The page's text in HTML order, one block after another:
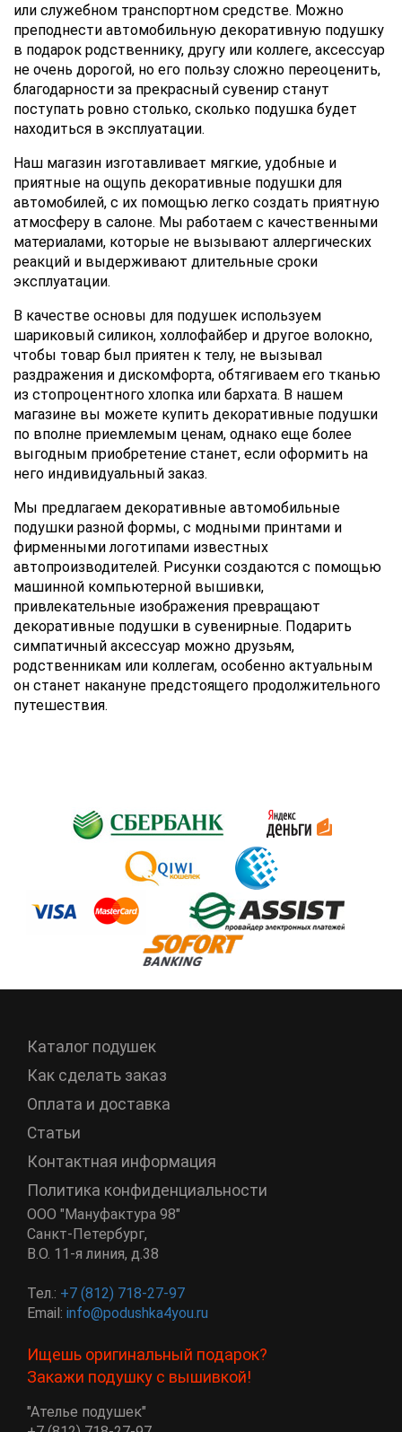
или служебном транспортном средстве. Можно
преподнести автомобильную декоративную подушку
в подарок родственнику, другу или коллеге, аксессуар
не очень дорогой, но его пользу сложно переоценить,
благодарности за прекрасный сувенир станут
поступать ровно столько, сколько подушка будет
находиться в эксплуатации.
Наш магазин изготавливает мягкие, удобные и
приятные на ощупь декоративные подушки для
автомобилей, с их помощью легко создать приятную
атмосферу в салоне. Мы работаем с качественными
материалами, которые не вызывают аллергических
реакций и выдерживают длительные сроки
эксплуатации.
В качестве основы для подушек используем
шариковый силикон, холлофайбер и другое волокно,
чтобы товар был приятен к телу, не вызывал
раздражения и дискомфорта, обтягиваем его тканью
из стопроцентного хлопка или бархата. В нашем
магазине вы можете купить декоративные подушки
по вполне приемлемым ценам, однако еще более
выгодным приобретение станет, если оформить на
него индивидуальный заказ.
Мы предлагаем декоративные автомобильные
подушки разной формы, с модными принтами и
фирменными логотипами известных
автопроизводителей. Рисунки создаются с помощью
машинной компьютерной вышивки,
привлекательные изображения превращают
декоративные подушки в сувенирные. Подарить
симпатичный аксессуар можно друзьям,
родственникам или коллегам, особенно актуальным
он станет накануне предстоящего продолжительного
путешествия.
Каталог подушек
Как сделать заказ
Оплата и доставка
Статьи
Контактная информация
Политика конфиденциальности
ООО "Мануфактура 98"
Санкт-Петербург,
В.О. 11-я линия, д.38
Тел.: +7 (812) 718-27-97
Email: info@podushka4you.ru
Ищешь оригинальный подарок?
Закажи подушку с вышивкой!
"Ателье подушек"